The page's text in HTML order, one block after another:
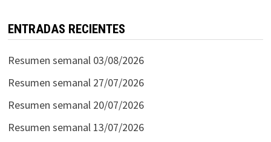
ENTRADAS RECIENTES
Resumen semanal 03/08/2026
Resumen semanal 27/07/2026
Resumen semanal 20/07/2026
Resumen semanal 13/07/2026